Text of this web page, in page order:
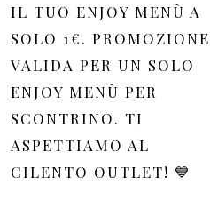
IL TUO ENJOY MENÙ A
SOLO 1€. PROMOZIONE
VALIDA PER UN SOLO
ENJOY MENÙ PER
SCONTRINO. TI
ASPETTIAMO AL
CILENTO OUTLET! 💙